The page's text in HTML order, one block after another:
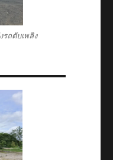
ถดับเพลิง